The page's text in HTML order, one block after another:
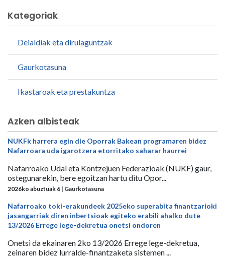
Kategoriak
Deialdiak eta dirulaguntzak
Gaurkotasuna
Ikastaroak eta prestakuntza
Azken albisteak
NUKFk harrera egin die Oporrak Bakean programaren bidez
Nafarroara uda igarotzera etorritako saharar haurrei
Nafarroako Udal eta Kontzejuen Federazioak (NUKF) gaur,
ostegunarekin, bere egoitzan hartu ditu Opor...
2026ko abuztuak 6 | Gaurkotasuna
Nafarroako toki-erakundeek 2025eko superabita finantzarioki
jasangarriak diren inbertsioak egiteko erabili ahalko dute
13/2026 Errege lege-dekretua onetsi ondoren
Onetsi da ekainaren 2ko 13/2026 Errege lege-dekretua,
zeinaren bidez lurralde-finantzaketa sistemen ...